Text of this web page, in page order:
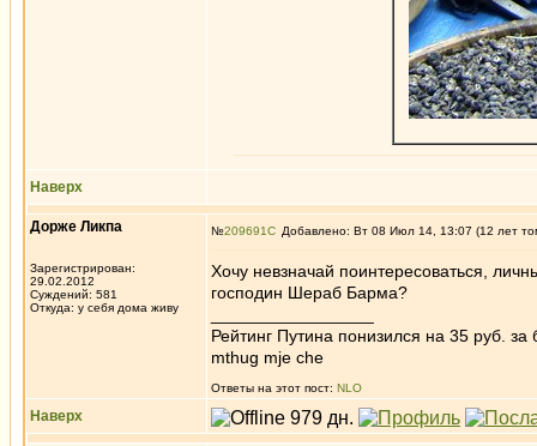
Наверх
Дорже Ликпа
Зарегистрирован:
29.02.2012
Суждений: 581
Откуда: у себя дома живу
№209691 Добавлено: Вт 08 Июл 14, 13:07 (12 лет
Хочу невзначай поинтересоваться,
господин Шераб Барма?
Рейтинг Путина понизился на 35 руб. за
mthug mje che
Ответы на этот пост: NLO
Наверх